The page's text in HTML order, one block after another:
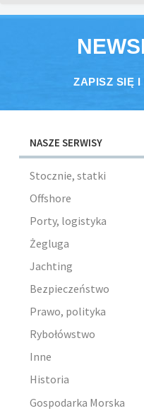
ZAPISZ SIĘ
NASZE SERWISY
Stocznie, statki
Offshore
Porty, logistyka
Żegluga
Jachting
Bezpieczeństwo
Prawo, polityka
Rybołówstwo
Inne
Historia
Gospodarka Morska